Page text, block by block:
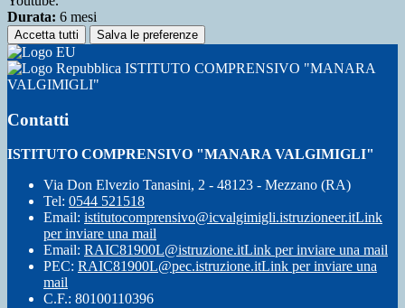
Durata: 6 mesi
Accetta tutti Salva le preferenze
ISTITUTO COMPRENSIVO "MANARA
VALGIMIGLI"
Contatti
ISTITUTO COMPRENSIVO "MANARA VALGIMIGLI"
Via Don Elvezio Tanasini, 2 - 48123 - Mezzano (RA)
Tel: 0544 521518
Email: istitutocomprensivo@icvalgimigli.istruzioneer.itLink
per inviare una mail
Email: RAIC81900L@istruzione.itLink per inviare una mail
PEC: RAIC81900L@pec.istruzione.itLink per inviare una
mail
C.F.: 80100110396